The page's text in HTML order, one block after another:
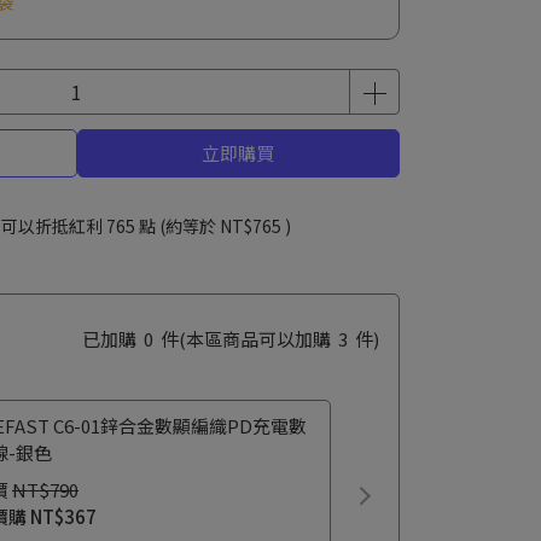
立即購買
以折抵紅利 765 點 (約等於 NT$765 )
已加購 0 件(本區商品可以加購 3 件)
C6-01鋅合金數顯編織PD充電數
-銀色
NT$790
購NT$367